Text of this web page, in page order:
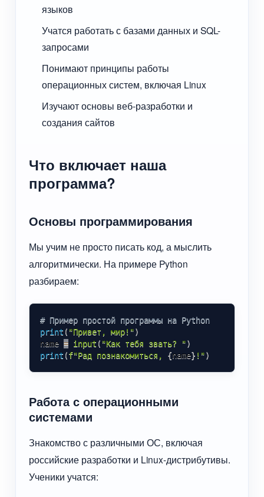
языков
Учатся работать с базами данных и SQL-
запросами
Понимают принципы работы
операционных систем, включая Linux
Изучают основы веб-разработки и
создания сайтов
Что включает наша
программа?
Основы программирования
Мы учим не просто писать код, а мыслить
алгоритмически. На примере Python
разбираем:
# Пример простой программы на Python
print ( "Привет, мир!")
name = input ( "Как тебя звать? ")
print (f"Рад познакомиться, {name} !")
Работа с операционными
системами
Знакомство с различными ОС, включая
российские разработки и Linux-дистрибутивы.
Ученики учатся: